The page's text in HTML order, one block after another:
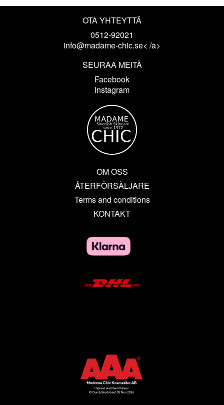
OTA YHTEYTTÄ
0512-92021
info@madame-chic.se< /a>
SEURAA MEITÄ
Facebook
Instagram
OM OSS
ÅTERFÖRSÄLJARE
Terms and conditions
KONTAKT